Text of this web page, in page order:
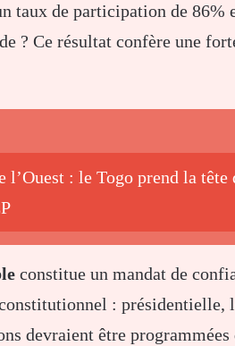
taux de participation de 86%
? Ce résultat confère une
: le Togo prend la tête
constitue un mandat de
: présidentielle,
devraient être